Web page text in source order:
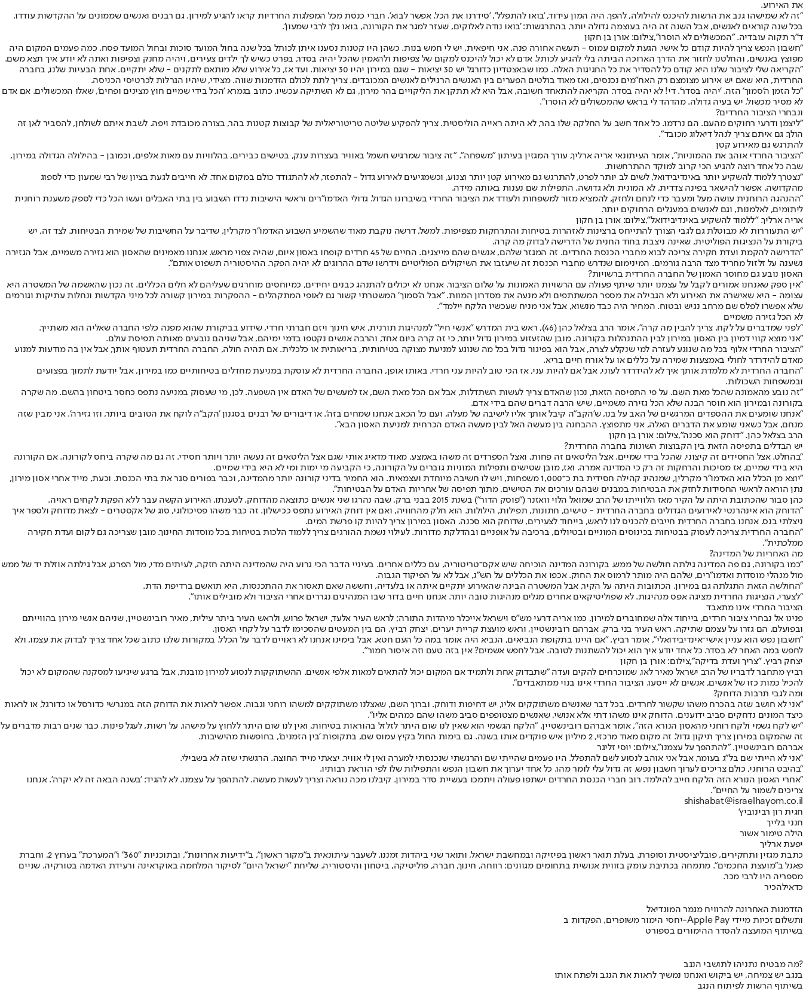
את האירוע.
"זה לא שמישהו גנב את הרשות להיכנס להילולה, להפך. היה המון עידוד, 'בואו להתפלל', 'סידרנו את הכל, אפשר לבוא'. חברי כנסת מכל המפלגות החרדיות קראו להגיע למירון. גם רבנים ואנשים שממונים על ההקדשות עודדו.
בכל שנה קוראים לאנשים, אבל השנה זה היה בעוצמה גדולה יותר, בהתרגשות: 'בואו נודה לאלוקים, שעזר למגר את הקורונה, בואו נלך לרבי שמעון'.
ד"ר תקוה עובדיה. "המכשולים לא הוסרו",צילום: אורן בן חקון
"חשבון הנפש צריך להיות קודם כל אישי. הגעת למקום עמוס - תעשה אחורה פנה. אני חיפאית, יש לי חמש בנות. כשהן היו קטנות נסענו איתן לכותל בכל שנה בחול המועד סוכות ובחול המועד פסח. כמה פעמים המקום היה
מפוצץ באנשים, והחלטנו לחזור את הדרך הארוכה הביתה בלי להגיע לכותל. אדם לא יכול להיכנס למקום של צפיפות ולהאמין שהכל יהיה בסדר, בפרט כשיש לך ילדים צעירים, ויהיה מחנק וצפיפות ואתה לא יודע איך תצא משם.
"הקריאה שלי לציבור שלנו היא קודם כל להסדיר את כל החגיגות האלה. כמו שבאצטדיון כדורגל יש 30 יציאות - שגם במירון יהיו 30 יציאות. ועד אז, כל אירוע שלא מותאם לתקנים - שלא יתקיים. אחת הבעיות שלנו, בחברה
החרדית, היא שאם יש אירוע מצומצם רק האח"מים נכנסים, ואז מאוד בולטים הפערים בין האנשים הרגילים לאנשים המכובדים. צריך לתת לכולם הזדמנות שווה. מצידי, שיהיו הגרלות לכרטיסי הכניסה.
"כל הזמן ה'סמוך' הזה. 'יהיה בסדר'. די! לא יהיה בסדר. הקריאה להתאחד חשובה, אבל היא לא תתקן את הליקויים בהר מירון, גם לא השתיקה עכשיו. כתוב בגמרא 'הכל בידי שמיים חוץ מצינים ופחים', שאלו המכשולים. אם אדם
לא מסיר מכשול, יש בעיה גדולה. מהדהד לי בראש שהמכשולים לא הוסרו".
ונבחרי הציבור החרדים?
"ליצמן ודרעי רחוקים מהעם. הם נרדמו. כל אחד חשב על החלקה שלו בהר, לא היתה ראייה הוליסטית. צריך להפקיע שליטה טריטוריאלית של קבוצות קטנות בהר, בצורה מכובדת ויפה. לשבת איתם לשולחן, להסביר לאן זה
הולך. גם איתם צריך לנהל דיאלוג מכובד".
להתרגש גם מאירוע קטן
"הציבור החרדי אוהב את ההמוניות", אומר העיתונאי אריה ארליך, עורך המגזין בעיתון "משפחה". "זה ציבור שמרגיש חשמל באוויר בעצרות ענק, בטישים כבירים, בהלוויות עם מאות אלפים, וכמובן - בהילולה הגדולה במירון,
שבה כל אחד רוצה להגיע הכי קרוב למוקד ההתרחשות.
"נצטרך ללמוד להשקיע יותר באינדיבידואל, לשים לב יותר לפרט, להתרגש גם מאירוע קטן יותר וצנוע, וכשמגיעים לאירוע גדול - להתפזר, לא להתגודד כולם במקום אחד. לא חייבים לגעת בציון של רבי שמעון כדי לספוג
מהקדושה. אפשר להישאר בפינה צדדית, לא המונית ולא גדושה. התפילות שם נענות באותה מידה.
"ההנהגה הרוחנית עושה מעל ומעבר כדי לנחם ולחזק, להמציא מזור למשפחות ולעודד את הציבור החרדי בשיברונו הגדול. גדולי האדמו"רים וראשי הישיבות נדדו השבוע בין בתי האבלים ועשו הכל כדי לספק משענת רוחנית
ליתומים, לאלמנות, וגם לאנשים במעגלים הרחוקים יותר.
אריה ארליך. "ללמוד להשקיע באינדיבידואל",צילום: אורן בן חקון
"יש התעוררות לא מבוטלת גם לגבי הצורך להתייחס ברצינות לאזהרות בטיחות והתרחקות מצפיפות. למשל, דרשה נוקבת מאוד שהשמיע השבוע האדמו"ר מקרלין, שדיבר על החשיבות של שמירת הבטיחות. לצד זה, יש
ביקורת על הנציגות הפוליטית, שאינה ניצבת בחוד החנית של הדרישה לבדוק מה קרה.
"הדרישה להקמת ועדת חקירה צריכה לבוא מחברי הכנסת החרדים. זה המגזר שלהם, אנשים שהם מייצגים. החיים של 45 חרדים קופחו באסון איום, שהיה צפוי מראש. אנחנו מאמינים שהאסון הוא גזירה משמיים, אבל הגזירה
נשענה על זלזול מחריד מצד הרבה גורמים. המינימום שנדרש מחברי הכנסת זה שיעזבו את השיקולים הפוליטיים וידרשו שדם ההרוגים לא יהיה הפקר. ההיסטוריה תשפוט אותם".
האסון נובע גם מחוסר האמון של החברה החרדית ברשויות?
"אין ספק שאנחנו אמורים לקבל על עצמנו יותר שיתף פעולה עם הרשויות האמונות על שלום הציבור. אנחנו לא יכולים להתנהג כבנים יחידים, כמיוחסים מוחרגים שעליהם לא חלים הכללים. זה נכון שהאשמה של המשטרה היא
עצומה - היא שאישרה את האירוע ולא הגבילה את מספר המשתתפים ולא מנעה את מסדרון המוות. "אבל ה'סמוך' המשטרתי קשור גם לאופי המתקהלים - ההפקרות במירון קשורה לכל מיני הקדשות ונחלות עתיקות וגורמים
שלא אִפשרו לפלס שם מרחב נגיש ובטוח. המחיר היה כבד מנשוא, אבל אני מניח שעכשיו הלקח יילמד".
לא הכל גזירה משמיים
"לפני שמדברים על לקח, צריך להבין מה קרה", אומר הרב בצלאל כהן (46), ראש בית המדרש "אנשי חיל" למנהיגות תורנית, איש חינוך ויזם חברתי חרדי, שידוע בביקורת שהוא מפנה כלפי החברה שאליה הוא משתייך.
"אני מוצא קווי דמיון בין האסון במירון לבין ההתנהלות בקורונה. מובן שהזעזוע במירון גדול יותר, כי זה קרה ביום אחד, והרבה אנשים נקטפו בדמי ימיהם, אבל שניהם נובעים מאותה תפיסת עולם.
"הציבור החרדי אלוף בכל מה שנוגע לעזרה למי שנקלע לצרה, אבל הוא בפיגור גדול בכל מה שנוגע למניעת מצוקה בטיחותית, בריאותית או כלכלית. אם תהיה חולה, החברה החרדית תעטוף אותך, אבל אין בה מודעות למנוע
מאדם להידרדר לחולי באמצעות שמירה על כללים או על אורח חיים בריא.
"החברה החרדית לא מלמדת אותך איך לא להידרדר לעוני, אבל אם להיות עני, אז הכי טוב להיות עני חרדי. באותו אופן, החברה החרדית לא עוסקת במניעת מחדלים בטיחותיים כמו במירון, אבל יודעת לתמוך בפצועים
ובמשפחות השכולות.
"זה נובע מהאמונה שהכל מאת השם. על פי התפיסה הזאת, נכון שהאדם צריך לעשות השתדלות, אבל אם הכל מאת השם, אז למעשים של האדם אין השפעה. לכן, מי שעסוק במניעה נתפס כחסר ביטחון בהשם. מה שקרה
בקורונה ובמירון הוא חוסר הבנה שלא הכל גזירה משמיים, שיש הרבה דברים שהם בידי אדם.
"אנחנו שומעים את ההספדים המרגשים של האב על בנו, ש'הקב"ה קיבל אותך אליו לישיבה של מעלה, ועם כל הכאב אנחנו שמחים בזה'. או דיבורים של רבנים בסגנון 'הקב"ה לוקח את הטובים ביותר, וזו גזירה'. אני מבין שזה
מנחם, אבל כשאני שומע את הדברים האלה, אני מתפוצץ. ההבחנה בין מעשה האל לבין מעשה האדם הכרחית למניעת האסון הבא".
הרב בצלאל כהן. "דוחק הוא סכנה",צילום: אורן בן חקון
יש הבדלים בתפיסה הזאת בין הקבוצות השונות בחברה החרדית?
"בהחלט. אצל החסידים זה קיצוני, שהכל בידי שמיים. אצל הליטאים זה פחות, ואצל הספרדים זה משהו באמצע. מאוד מדאיג אותי שגם אצל הליטאים זה נעשה יותר ויותר חסידי. זה גם מה שקרה ביחס לקורונה. אם הקורונה
היא בידי שמיים, אז מסיכות והרחקות זה רק כי המדינה אמרה. ואז, מובן שטישים ותפילות המוניות גוברים על הקורונה, כי הקביעה מי ימות ומי לא היא בידי שמיים.
"יוצא מן הכלל הוא האדמו"ר מקרלין, שמנהיג קהילה חסידית בת כ־1,000 משפחות, ויש לו חשיבה מיוחדת ועצמאית. הוא החמיר בדיני קורונה יותר מהמדינה, וכבר בפורים סגר את בתי הכנסת. וכעת, מייד אחרי אסון מירון,
נתן הוראה לראשי החסידות לחזק את הבטיחות במבנים שבהם עורכים את הטישים, מתוך תפיסה של אחריות האדם על הבטיחות".
כהן סבור שהכתובת היתה על הקיר מאז הלווייתו של הרב שמואל הלוי וואזנר ("פוסק הדור") בשנת 2015 בבני ברק, שבה נהרגו שני אנשים כתוצאה מהדוחק. לטענתו, האירוע הקשה עבר ללא הפקת לקחים ראויה.
"הדוחק הוא אינהרנטי לאירועים הגדולים בחברה החרדית - טישים, חתונות, תפילות, הילולות. הוא חלק מהחוויה, ואם אין דוחק האירוע נתפס ככישלון. זה כבר משהו פסיכולוגי, סוג של אקסטרים - לצאת מדוחק ולספר איך
ניצלתי בנס. אנחנו בחברה החרדית חייבים להכניס לנו לראש, בייחוד לצעירים, שדוחק הוא סכנה. האסון במירון צריך להיות קו פרשת המים.
"החברה החרדית צריכה לעסוק בבטיחות בכינוסים המוניים ובטיולים, ברכיבה על אופניים ובהדלקת מדורות. לעילוי נשמת ההורגים צריך ללמוד הלכות בטיחות בכל מוסדות החינוך. מובן שצריכה גם לקום ועדת חקירה
ממלכתית".
מה האחריות של המדינה?
"כמו בקורונה, גם פה המדינה גילתה חולשה של ממש. בקורונה המדינה הוכיחה שיש אקס־טריטוריה, עם כללים אחרים. בעיניי הדבר הכי גרוע היה שהמדינה היתה חזקה, לעיתים מדי, מול הפרט, אבל גילתה אוזלת יד של ממש
מול מנהלי מוסדות ואדמו"רים, שלהם היה מותר לרמוס את החוק. אכפו את הכללים על הש"ג, אבל לא על הפיקוד הגבוה.
"החולשה הזאת התגלתה גם במירון. הכתובות היתה על הקיר, אבל המשטרה הבינה שהאירוע יתקיים איתה או בלעדיה, וחששה שאם תאסור את ההתכנסות, היא תואשם ברדיפת הדת.
"לצערי, הנציגות החרדית מציגה אפס מנהיגות. לא שפוליטיקאים אחרים מגלים מנהיגות טובה יותר. אנחנו חיים בדור שבו המנהיגים נגררים אחרי הציבור ולא מובילים אותו".
הציבור החרדי אינו מתאבד
פנינו אל נבחרי ציבור חרדים, בייחוד אלה שמחוברים למירון, כמו אריה דרעי מש"ס וישראל אייכלר מיהדות התורה; לראש העיר אלעד, ישראל פרוש, ולראש העיר ביתר עילית, מאיר רובינשטיין, שניהם אנשי מירון בהווייתם
ובפועלם. הם גזרו על עצמם שתיקה. ראש העיר בני ברק, אברהם רובינשטיין, וראש מועצת קריית יערים, יצחק רביץ, הם בין המעטים שהסכימו לדבר על לקחי האסון.
"חשבון נפש הוא עניין אישי־אינדיבידואלי", אומר רביץ. "אם היינו בתקופת הנביאים, הנביא היה אומר במה כל העם חטא. אבל בימינו אנחנו לא ראויים לדבר על הכלל. במקורות שלנו כתוב שכל אחד צריך לבדוק את עצמו, ולא
לחפש במה האחר לא בסדר. כל אחד יודע איך הוא יכול להשתנות לטובה. אבל לחפש אשמים? אין בזה טעם וזה איסור חמור".
יצחק רביץ. "צריך ועדת בדיקה",צילום: אורן בן חקון
רביץ מתחבר לדבריו של הרב ישראל מאיר לאו, שמוכרחים להקים ועדה "שתבדוק אחת ולתמיד אם המקום יכול להתאים למאות אלפי אנשים. ההשתוקקות לנסוע למירון מובנת, אבל ברגע שיגיעו למסקנה שהמקום לא יכול
להכיל כמות כזו של אנשים, אנשים לא ייסעו. הציבור החרדי אינו בנוי ממתאבדים".
ומה לגבי תרבות הדוחק?
"אני לא חושב שזה בהכרח משהו שקשור לחרדים. בכל דבר שאנשים משתוקקים אליו, יש דחיפות ודוחק. וברוך השם, שאצלנו משתוקקים למשהו רוחני וגבוה. אפשר לראות את הדוחק הזה במגרשי כדורסל או כדורגל, או לראות
כיצד המונים נדחקים סביב ידוענים. הדוחק אינו משהו דתי אלא אנושי, שאנשים מצטופפים סביב משהו שהם כמהים אליו".
"יש לקח גשמי ולקח רוחני מהאסון הנורא הזה", אומר אברהם רובינשטיין. "הלקח הגשמי הוא שאין לנו שום היתר לזלזל בהוראות בטיחות, ואין לנו שום היתר ללחוץ על מישהו, על רשות, לעגל פינות. כבר שנים רבות מדברים על
זה שהמקום במירון צריך תיקון גדול. זה מקום מאוד מרכזי, 2 מיליון איש פוקדים אותו בשנה. גם בימות החול בקיץ עמוס שם, בתקופות 'בין הזמנים', בחופשות מהישיבות.
אברהם רובינשטיין. "להתהפך על עצמנו",צילום: יוסי זליגר
"אני לא הייתי שם בל"ג בעומר, אבל אני אוהב לנסוע לשם להתפלל. היו פעמים שהייתי שם והרגשתי שנכנסתי למערה ואין לי אוויר. יצאתי מייד החוצה. הרגשתי שזה לא בשבילי.
"בהיבט הרוחני, כולם צריכים לערוך חשבון נפש, זה גדול עלי לומר מהו. כל אחד יערוך את חשבון הנפש והתפילות שלו לפי הוראת רבותיו.
"אחרי האסון הנורא הזה הלקח חייב להילמד. רוב חברי הכנסת החרדים ישתפו פעולה ויתמכו בעשיית סדר במירון. קיבלנו מכה נוראה וצריך לעשות מעשה. להתהפך על עצמנו. לא להגיד: 'בשנה הבאה זה לא יקרה'. אנחנו
צריכים לשמור על החיים".
shishabat@israelhayom.co.il
חגית רון רבינוביץ'
חנני בלייך
הילה טימור אשור
יפעת ארליך
כתבת מגזין ותחקירים, פובליציסטית וסופרת. בעלת תואר ראשון בפיזיקה ובמחשבת ישראל, ותואר שני ביהדות זמננו. לשעבר עיתונאית ב"מקור ראשון", ב"ידיעות אחרונות", ובתוכניות "360" ו"המערכת" בערוץ 2, וחברת
פאנל ב"מועצת החכמים". מתמחה בכתיבת עומק בזווית אנושית בתחומים מגוונים: רווחה, חינוך, חברה, פוליטיקה, ביטחון והיסטוריה. שליחת "ישראל היום" לסיקור המלחמה באוקראינה ורעידת האדמה בטורקיה. שניים
מספריה היו לרבי מכר.
כדאילהכיר
הזדמנות האחרונה להרוויח מגמר המונדיאל
יחסי הימור משופרים, הפקדות ב-Apple Pay ותשלום זכיות מיידי
בשיתוף המועצה להסדר ההימורים בספורט
מה מבטיח נתניהו לתושבי הנגב?
בנגב יש צמיחה, יש ביקוש ואנחנו נמשיך לראות את הנגב ולפתח אותו
בשיתוף הרשות לפיתוח הנגב